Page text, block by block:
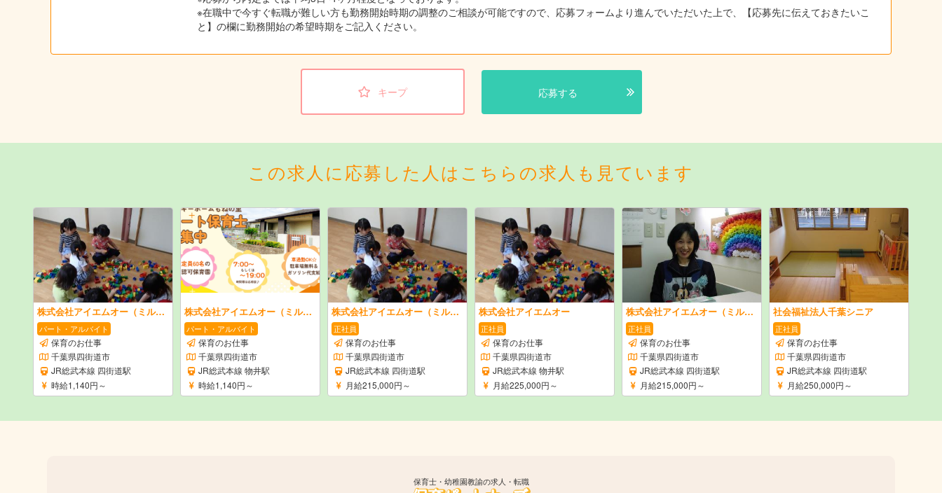
※在職中で今すぐ転職が難しい方も勤務開始時期の調整のご相談が可能ですので、応募フォームより進んでいただいた上で、【応募先に伝えておきたいこ
と】の欄に勤務開始の希望時期をご記入ください。
キープ 応募する
この求人に応募した人はこちらの求人も見ています
株式会社アイエムオー（ミルキーホーム）
パート・アルバイト
保育のお仕事
千葉県四街道市
JR総武本線 四街道駅
時給1,140円～
株式会社アイエムオー（ミルキーホーム）
パート・アルバイト
保育のお仕事
千葉県四街道市
JR総武本線 物井駅
時給1,140円～
株式会社アイエムオー（ミルキーホーム）
正社員
保育のお仕事
千葉県四街道市
JR総武本線 四街道駅
月給215,000円～
株式会社アイエムオー
正社員
保育のお仕事
千葉県四街道市
JR総武本線 物井駅
月給225,000円～
株式会社アイエムオー（ミルキーホーム）
正社員
保育のお仕事
千葉県四街道市
JR総武本線 四街道駅
月給215,000円～
社会福祉法人千葉シニア
正社員
保育のお仕事
千葉県四街道市
JR総武本線 四街道駅
月給250,000円～
保育士・幼稚園教諭の求人・転職